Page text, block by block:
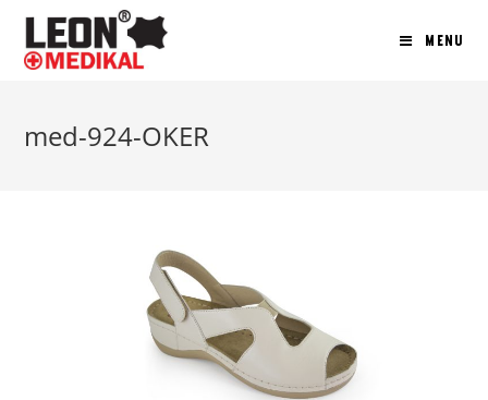
MENU
med-924-OKER